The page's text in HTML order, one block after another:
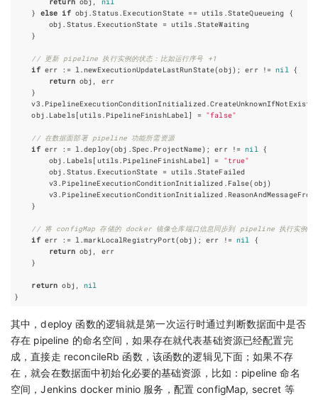
return obj ,
nil
}
else if obj .Status. ExecutionState == utils .StateQueueing
{
obj . Status. ExecutionState = utils .StateWaiting
}
// 更新 pipeline 执行实例的状态：比如运行序号 +1
if err := l.newExecutionUpdateLastRunState(obj); err != nil {
return obj ,
err
}
v3 . PipelineExecutionConditionInitialized .CreateUnknownIfNotExists
obj . Labels[utils. PipelineFinishLabel] = "false"
// 在数据面部署 pipeline 功能所需资源
if err := l.deploy(obj .Spec . ProjectName); err != nil {
obj . Labels [ utils. PipelineFinishLabel] =
"true"
obj . Status. ExecutionState = utils .StateFailed
v3 . PipelineExecutionConditionInitialized . False(obj)
v3 . PipelineExecutionConditionInitialized .
}
// 将 configMap 存储的 docker 镜像仓库端口信息同步到 pipeline 执行实例中
if err := l.markLocalRegistryPort(obj ); err != nil
{
return obj ,
err
}
return obj ,
nil
}
其中，deploy 函数的逻辑就是第一次运行时通过判断数据面中是否
存在 pipeline 的命名空间，如果存在就代表基础资源已经配置完
成，直接走 reconcileRb 函数，该函数的逻辑见下面；如果不存
在，就会在数据面中初始化必要的基础资源，比如：pipeline 命名
空间，Jenkins docker minio 服务，配置 configMap, secret 等